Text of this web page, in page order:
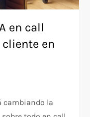
en call
en
cambiando la